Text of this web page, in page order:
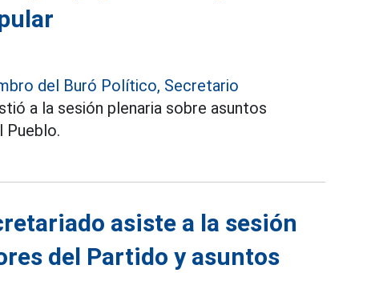
del Buró Político, Secretario
a la sesión plenaria sobre asuntos
Pueblo.
asiste a la sesión
del Partido y asuntos